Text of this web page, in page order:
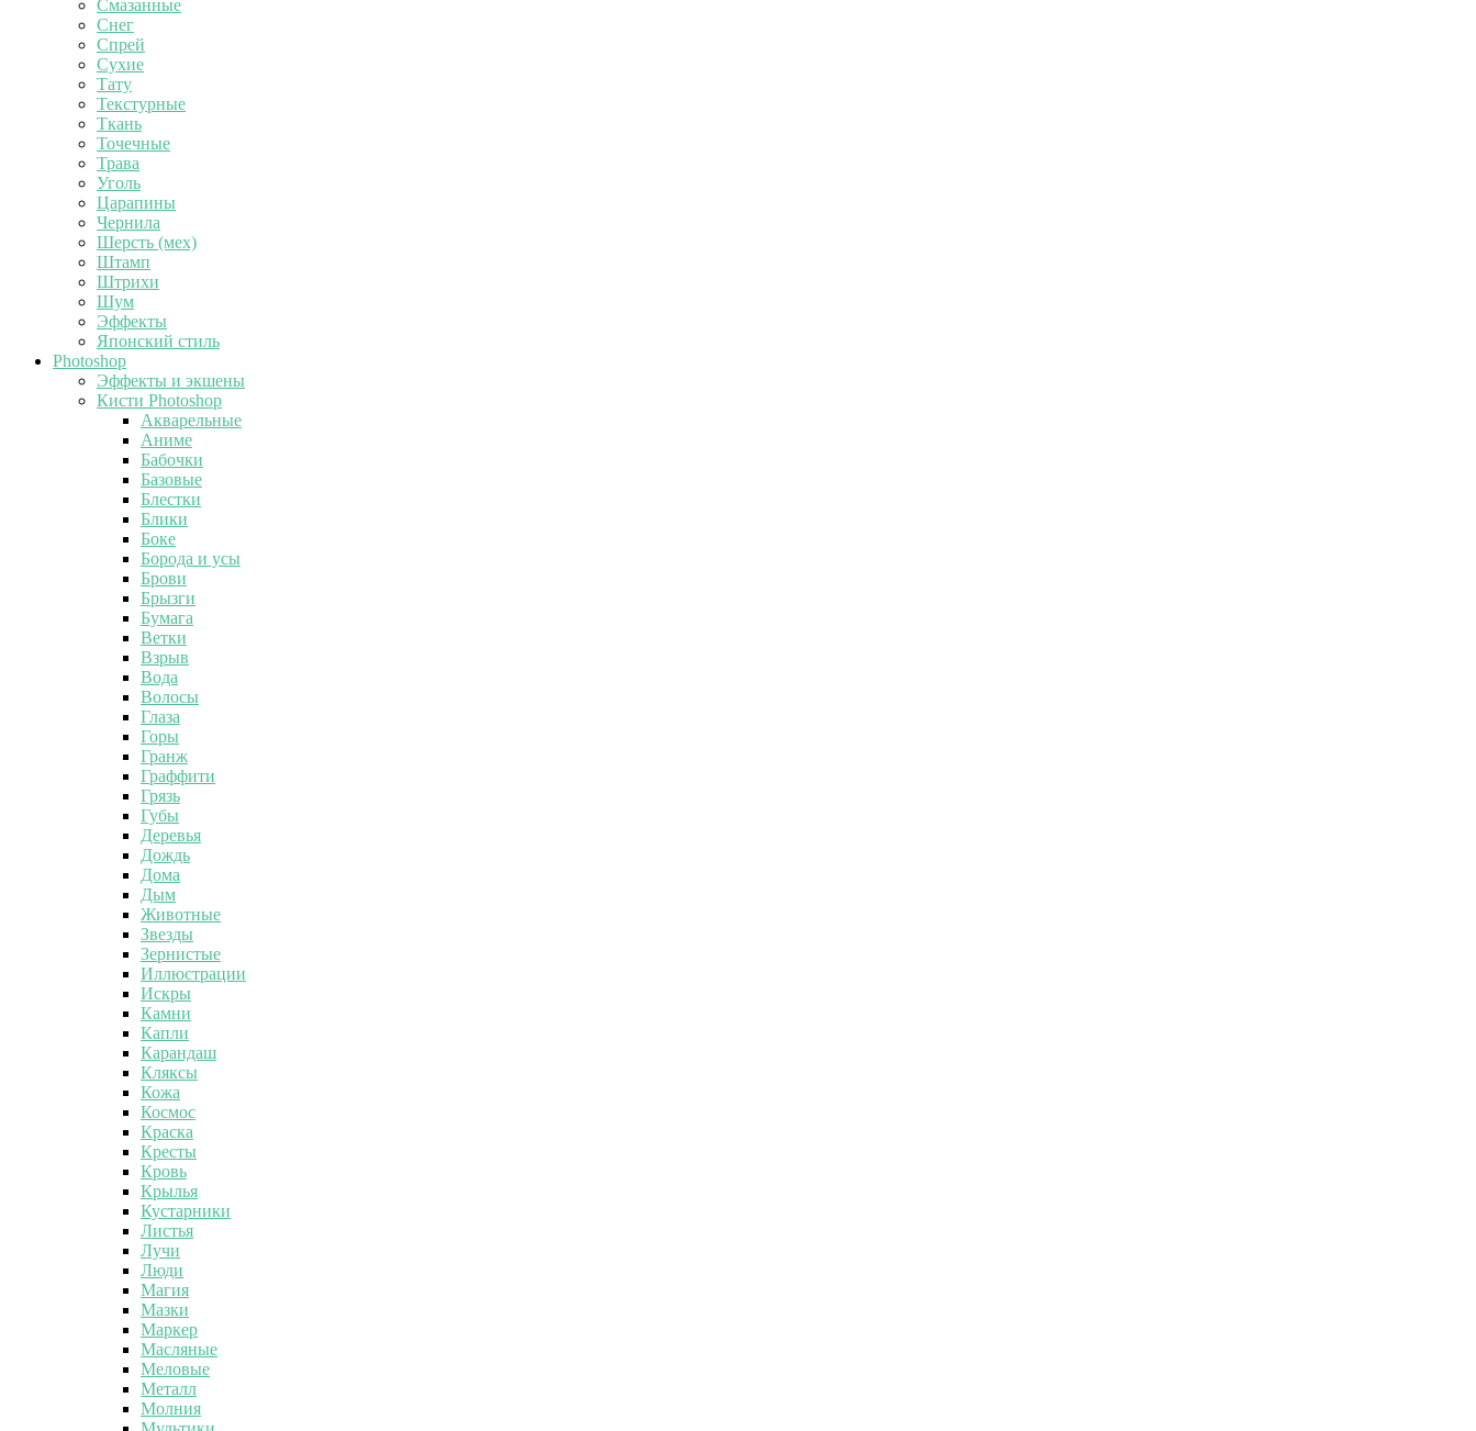
Смазанные
Снег
Спрей
Сухие
Тату
Текстурные
Ткань
Точечные
Трава
Уголь
Царапины
Чернила
Шерсть (мех)
Штамп
Штрихи
Шум
Эффекты
Японский стиль
Photoshop
Эффекты и экшены
Кисти Photoshop
Акварельные
Аниме
Бабочки
Базовые
Блестки
Блики
Боке
Борода и усы
Брови
Брызги
Бумага
Ветки
Взрыв
Вода
Волосы
Глаза
Горы
Гранж
Граффити
Грязь
Губы
Деревья
Дождь
Дома
Дым
Животные
Звезды
Зернистые
Иллюстрации
Искры
Камни
Капли
Карандаш
Кляксы
Кожа
Космос
Краска
Кресты
Кровь
Крылья
Кустарники
Листья
Лучи
Люди
Магия
Мазки
Маркер
Масляные
Меловые
Металл
Молния